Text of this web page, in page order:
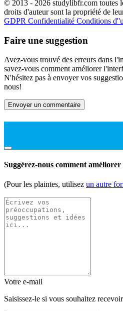
© 2013 - 2026 studylibfr.com toutes
droits d'auteur sont la propriété de
GDPR Confidentialité Conditions
Faire une suggestion
Avez-vous trouvé des erreurs dans
savez-vous comment améliorer
N'hésitez pas à envoyer vos
nous!
Envoyer un commentaire
Suggérez-nous comment
(Pour les plaintes, utilisez un autre
Votre e-mail
Saisissez-le si vous souhaitez